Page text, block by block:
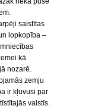
saistītas
lopkopība –
kā
nozarē.
zemju
ir kļuvusi par
valstīs.